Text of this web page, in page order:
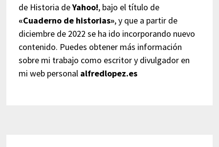
de Historia deYahoo!, bajo el título de
«Cuaderno de historias», y que a partir de
diciembre de 2022 se ha ido incorporando nuevo
contenido. Puedes obtener más información
sobre mi trabajo como escritor y divulgador en
mi web personal alfredlopez.es